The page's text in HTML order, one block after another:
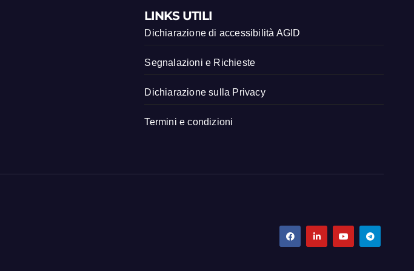
LINKS UTILI
Dichiarazione di accessibilità AGID
Segnalazioni e Richieste
Dichiarazione sulla Privacy
Termini e condizioni